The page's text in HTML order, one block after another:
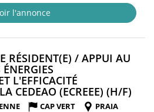
l'annonce
RÉSIDENT(E) / APPUI AU
L'EFFICACITÉ
CEDEAO (ECREEE) (H/F)
CAP VERT
PRAIA